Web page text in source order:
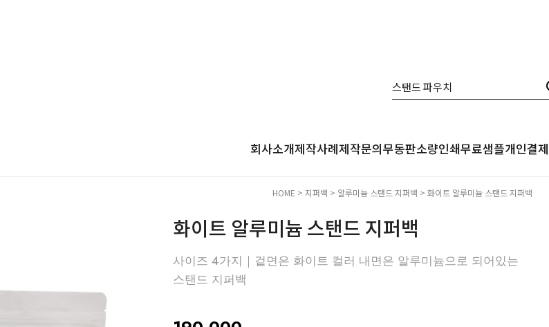
회사소개제작사례제작문의무동판소량인쇄무료샘플개인결
HOME > 지퍼백 > 알루미늄 스탠드 지퍼백 > 화이트 알루미늄 스탠드 지퍼백
화이트 알루미늄 스탠드 지퍼백
사이즈 4가지｜겉면은 화이트 컬러 내면은 알루미늄으로 되어있는
스탠드 지퍼백